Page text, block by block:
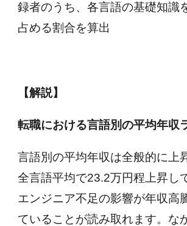
録者のうち、各言語の基礎知識
占める割合を算出
【解説】
転職における言語別の平均年収
言語別の平均年収は全般的に上
全言語平均で23.2万円程上昇し
エンジニア不足の影響が年収高
ていることが読み取れます。な